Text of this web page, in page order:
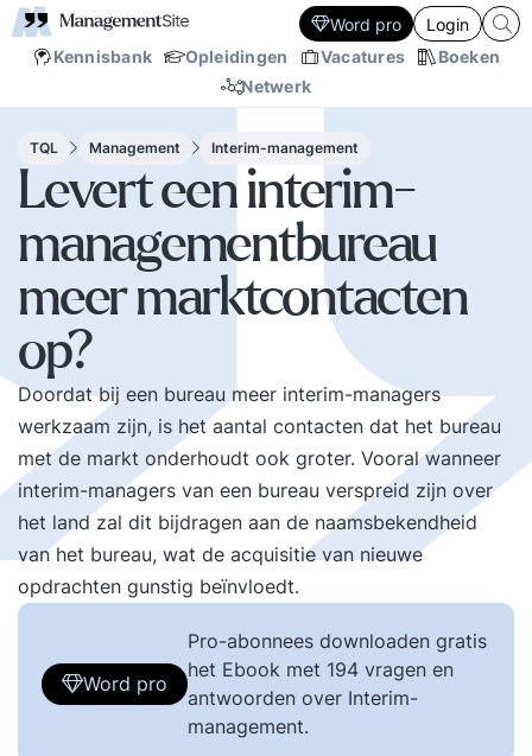
Kennisbank Opleidingen Vacatures
Boeken
Netwerk
Word pro Login
TQL Management Interim-management
Levert een interim-
managementbureau
meer marktcontacten
op?
Doordat bij een bureau meer interim-managers
werkzaam zijn, is het aantal contacten dat het bureau
met de markt onderhoudt ook groter. Vooral wanneer
interim-managers van een bureau verspreid zijn over
het land zal dit bijdragen aan de naamsbekendheid
van het bureau, wat de acquisitie van nieuwe
opdrachten gunstig beïnvloedt.
Word pro
Pro-abonnees downloaden gratis
het Ebook met 194 vragen en
antwoorden over Interim-
management.